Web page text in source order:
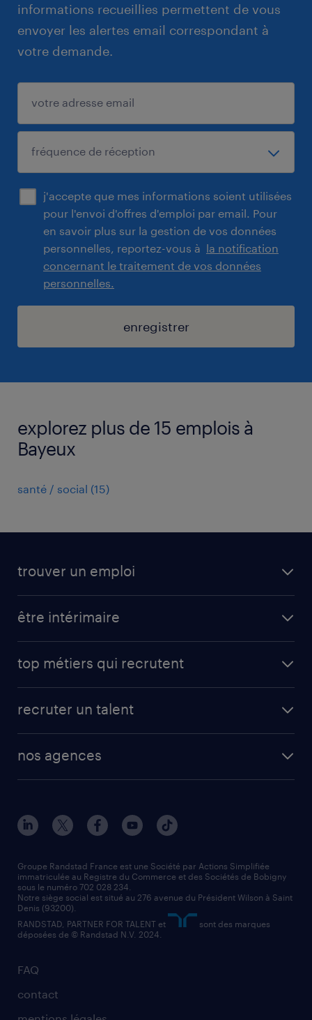
informations recueillies permettent de vous
envoyer les alertes email correspondant à
votre demande.
j'accepte que mes informations soient utilisées
pour l'envoi d'offres d'emploi par email. Pour
en savoir plus sur la gestion de vos données
personnelles, reportez-vous à la notification
concernant le traitement de vos données
personnelles.
enregistrer
explorez plus de 15 emplois à
Bayeux
santé / social (15)
trouver un emploi
créer un compte candidat
être intérimaire
app talent / portail web
top métiers qui recrutent
manutentionnaire
assistant administratif
comptable
recruter un talent
solutions opérationnelles
contact entreprise
faq intérim / recrutement
nos agences
nos agences par ville
nos agences par région
nos cabinets de recrutement
FAQ
contact
Groupe Randstad France est une Société par Actions Simplifiée
immatriculée au Registre du Commerce et des Sociétés de Bobigny
sous le numéro 702 028 234.
Notre siège social est situé au 276 avenue du Président Wilson à Saint
Denis (93200).
RANDSTAD, PARTNER FOR TALENT et
sont des marques
déposées de © Randstad N.V. 2024.